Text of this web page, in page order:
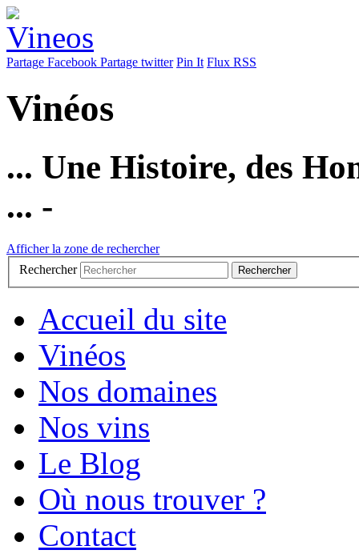
Partage Facebook Partage twitter Pin It Flux RSS
Vinéos
... Une Histoire, des
... -
Afficher la zone de rechercher
Rechercher
Accueil du site
Vinéos
Nos domaines
Nos vins
Le Blog
Où nous trouver ?
Contact